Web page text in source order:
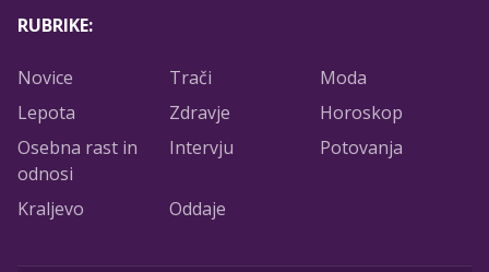
RUBRIKE:
Novice Trači
Moda
Lepota
Zdravje
Horoskop
Osebna rast in
odnosi
Intervju Potovanja
Kraljevo Oddaje